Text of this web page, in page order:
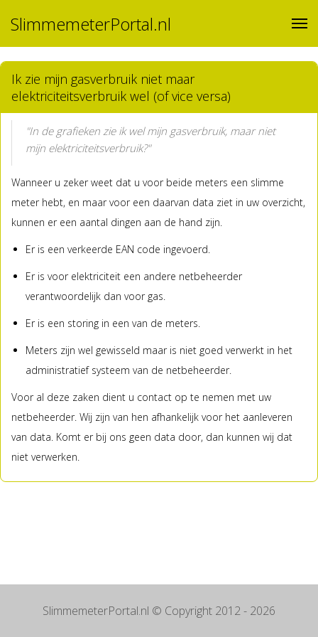
SlimmemeterPortal.nl
Ik zie mijn gasverbruik niet maar
elektriciteitsverbruik wel (of vice versa)
"In de grafieken zie ik wel mijn gasverbruik, maar niet
mijn elektriciteitsverbruik?"
Wanneer u zeker weet dat u voor beide meters een slimme
meter hebt, en maar voor een daarvan data ziet in uw overzicht,
kunnen er een aantal dingen aan de hand zijn.
Er is een verkeerde EAN code ingevoerd.
Er is voor elektriciteit een andere netbeheerder
verantwoordelijk dan voor gas.
Er is een storing in een van de meters.
Meters zijn wel gewisseld maar is niet goed verwerkt in het
administratief systeem van de netbeheerder.
Voor al deze zaken dient u contact op te nemen met uw
netbeheerder. Wij zijn van hen afhankelijk voor het aanleveren
van data. Komt er bij ons geen data door, dan kunnen wij dat
niet verwerken.
SlimmemeterPortal.nl © Copyright 2012 - 2026